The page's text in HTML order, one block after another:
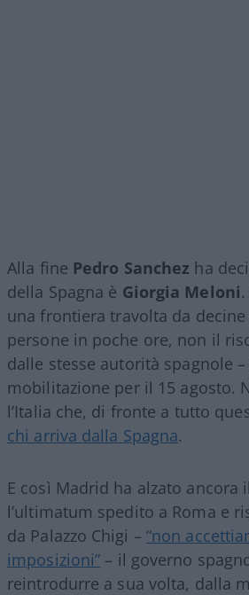
Alla fine Pedro Sanchez ha
della Spagna è Giorgia Meloni
una frontiera travolta da
persone in poche ore, non il
dalle stesse autorità spagnole
mobilitazione per il 15 agosto.
l’Italia che, di fronte a tutto
chi arriva dalla Spagna.
E così Madrid ha alzato ancora
l’ultimatum spedito a Roma e
da Palazzo Chigi – “non
imposizioni” – il governo
reintrodurre a sua volta, dalla